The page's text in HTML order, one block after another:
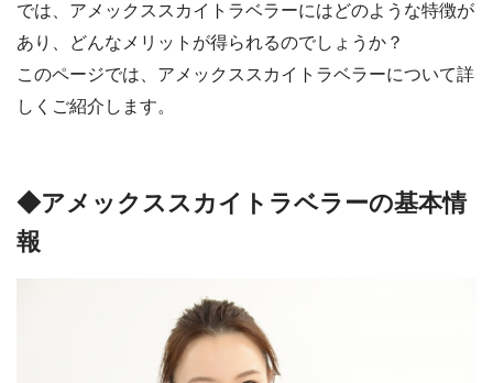
では、アメックススカイトラベラーにはどのような特徴が
あり、どんなメリットが得られるのでしょうか？
このページでは、アメックススカイトラベラーについて詳
しくご紹介します。
◆アメックススカイトラベラーの基本情
報